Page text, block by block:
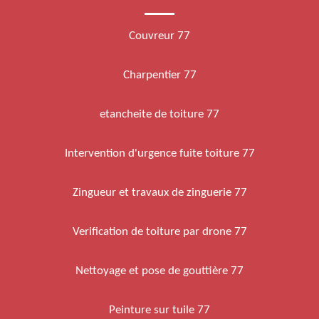
Couvreur 77
Charpentier 77
etancheite de toiture 77
Intervention d'urgence fuite toiture 77
Zingueur et travaux de zinguerie 77
Verification de toiture par drone 77
Nettoyage et pose de gouttière 77
Peinture sur tuile 77